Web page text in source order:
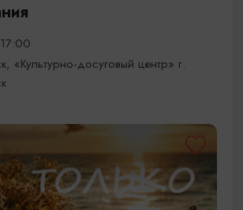
«Культурно-досуговый центр» г.